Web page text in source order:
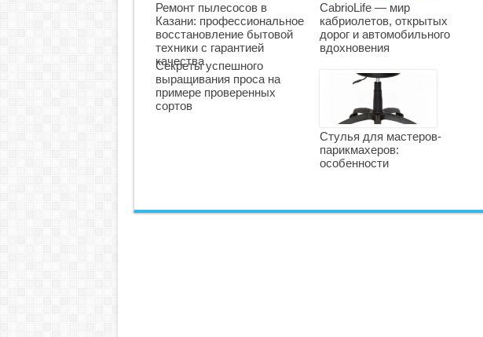
Ремонт пылесосов в
Казани: профессиональное
восстановление бытовой
техники с гарантией
качества
CabrioLife — мир
кабриолетов, открытых
дорог и автомобильного
вдохновения
Секреты успешного
выращивания проса на
примере проверенных
сортов
Стулья для мастеров-
парикмахеров:
особенности